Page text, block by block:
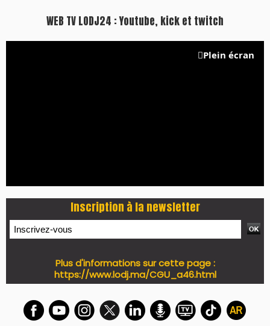
7 days Auto-Moto du 27-07-2026
PODCAST +
LES PLUS RÉCENTS CLASSEURS
Podcast I-Week-N°137 du 26-07-2026